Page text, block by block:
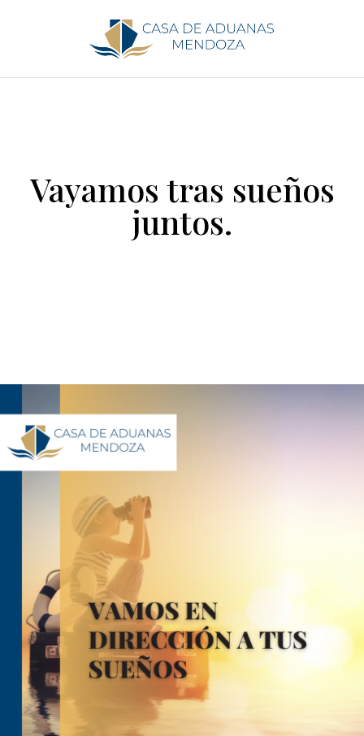
Vayamos tras sueños
juntos.